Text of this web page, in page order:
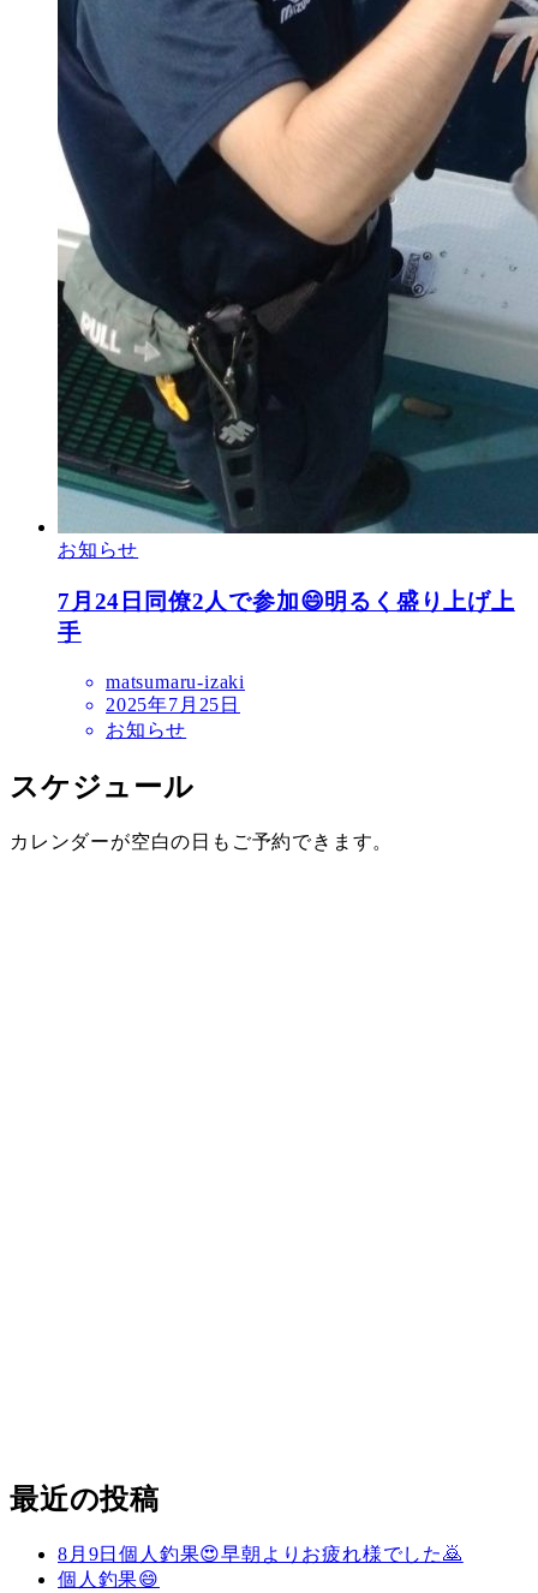
お知らせ
7月24日同僚2人で参加😄明るく盛り上げ上
手
matsumaru-izaki
2025年7月25日
お知らせ
スケジュール
カレンダーが空白の日もご予約できます。
最近の投稿
8月9日個人釣果😍早朝よりお疲れ様でした🙇
個人釣果😄